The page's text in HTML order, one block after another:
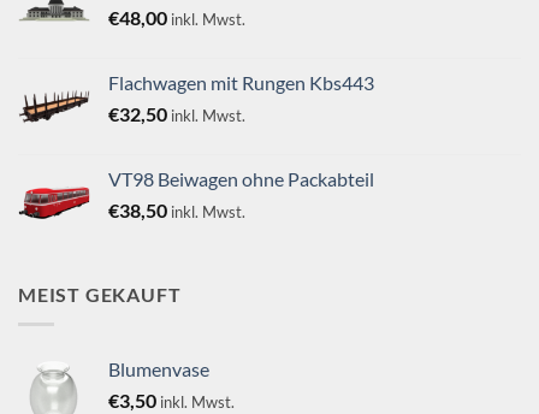
€48,00 inkl. Mwst.
Flachwagen mit Rungen Kbs443
€32,50 inkl. Mwst.
VT98 Beiwagen ohne Packabteil
€38,50 inkl. Mwst.
MEIST GEKAUFT
Blumenvase
€3,50 inkl. Mwst.